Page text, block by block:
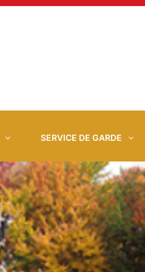
SERVICE DE GARDE